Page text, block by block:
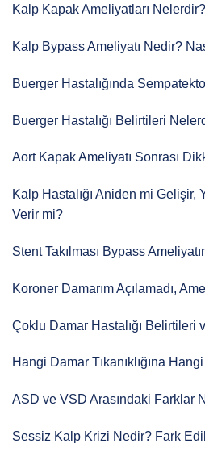
Kalp Kapak Ameliyatları Nelerdir?
Kalp Bypass Ameliyatı Nedir?
Buerger Hastalığında
Buerger Hastalığı Belirtileri
Aort Kapak Ameliyatı Sonrası
Kalp Hastalığı Aniden mi Gelişir,
Verir mi?
Stent Takılması Bypass
Koroner Damarım Açılamadı,
Çoklu Damar Hastalığı Belirtileri
Hangi Damar Tıkanıklığına
ASD ve VSD Arasındaki Farklar
Sessiz Kalp Krizi Nedir? Fark